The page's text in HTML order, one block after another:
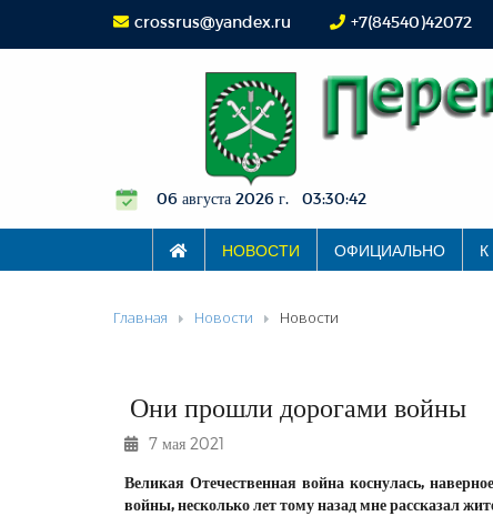
crossrus@yandex.ru +7(84540)42072
06 августа 2026 г. 03:30:42
НОВОСТИ ОФИЦИАЛЬНО
Главная Новости Новости
Они прошли дорогами войны
7 мая 2021
Великая Отечественная война коснулась,
войны, несколько лет тому назад мне рассказал